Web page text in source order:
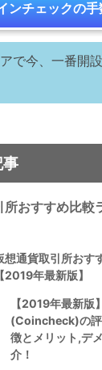
ンチェックの
で今、一番開
想通貨取引所おす
年最新版】
【2019年最新版
(Coincheck)の評
徴とメリット,デ
介！